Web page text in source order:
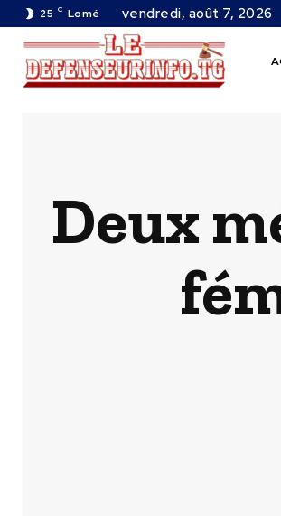
25 C Lomé vendredi, août 7, 2026
Deux